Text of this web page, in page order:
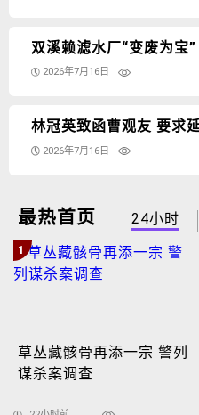
双溪赖滤水厂“变废为宝
2026年7月16日
林冠英致函曹观友 要求
2026年7月16日
最热首页 24小时
1
草丛藏骸骨再添一宗 警列
谋杀案调查